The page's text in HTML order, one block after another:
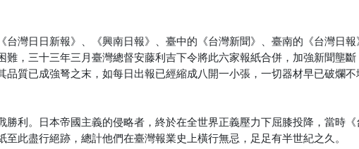
灣日日新報》、《興南日報》、臺中的《台灣新聞》、臺南的《台灣日
難，三十三年三月臺灣總督安藤利吉下令將此六家報紙合併，加強新聞壟
質已成強弩之末，如每日出報已經縮成八開一小張，一切器材早已破爛
利。日本帝國主義的侵略者，終於在全世界正義壓力下屈膝投降，當時
此盡行絕跡，總計他們在臺灣報業史上橫行無忌，足足有半世紀之久。